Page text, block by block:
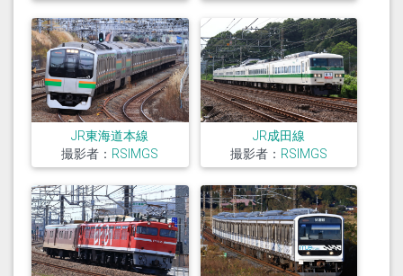
JR東海道本線
撮影者： RSIMGS
JR成田線
撮影者： RSIMGS